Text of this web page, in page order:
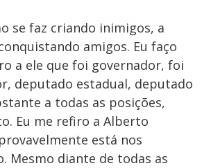
se faz criando inimigos, a
amigos. Eu faço
a ele que foi governador, foi
deputado estadual, deputado
a todas as posições,
Eu me refiro a Alberto
está nos
Mesmo diante de todas as